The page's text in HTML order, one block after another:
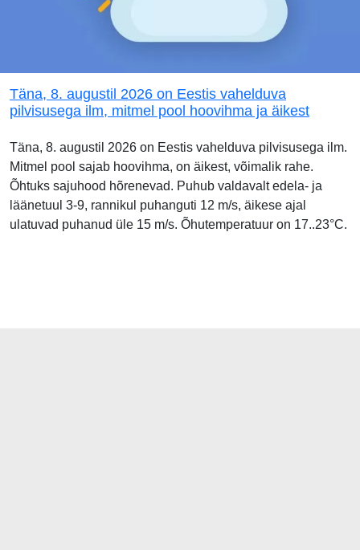
Täna, 8. augustil 2026 on Eestis vahelduva
pilvisusega ilm, mitmel pool hoovihma ja äikest
Täna, 8. augustil 2026 on Eestis vahelduva pilvisusega ilm.
Mitmel pool sajab hoovihma, on äikest, võimalik rahe.
Õhtuks sajuhood hõrenevad. Puhub valdavalt edela- ja
läänetuul 3-9, rannikul puhanguti 12 m/s, äikese ajal
ulatuvad puhanud üle 15 m/s. Õhutemperatuur on 17..23°C.